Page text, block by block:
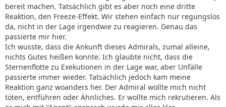
bereit machen. Tatsächlich gibt es aber noch eine dritte
Reaktion, den Freeze-Effekt. Wir stehen einfach nur regungslos
da, nicht in der Lage irgendwie zu reagieren. Genau das
passierte mir hier.
Ich wusste, dass die Ankunft dieses Admirals, zumal alleine,
nichts Gutes heißen konnte. Ich glaubte nicht, dass die
Sternenflotte zu Exekutionen in der Lage war, aber Unfälle
passierte immer wieder. Tatsächlich jedoch kam meine
Reaktion ganz woanders her. Der Admiral wollte mich nicht
töten, entführen oder Ähnliches. Er wollte mich rekrutieren. Als